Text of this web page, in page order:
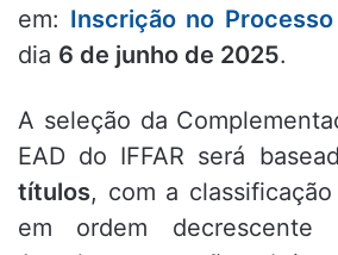
em: Inscrição no
dia 6 de junho de 2025.
A seleção da
EAD do IFFAR será
títulos, com a
em ordem decrescente